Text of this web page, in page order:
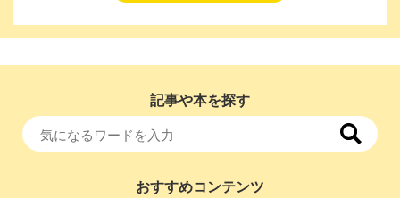
記事や本を探す
おすすめコンテンツ